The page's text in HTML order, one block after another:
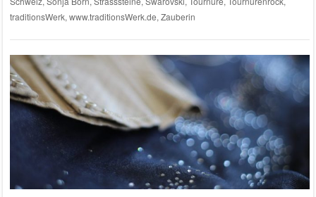
traditionsWerk,www.traditionsWerk.de,Zauberin